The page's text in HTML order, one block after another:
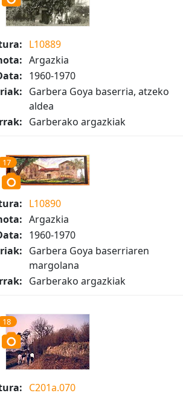
L10889
Argazkia
1960-1970
Garbera Goya baserria, atzeko
aldea
Garberako argazkiak
17
L10890
Argazkia
1960-1970
Garbera Goya baserriaren
margolana
Garberako argazkiak
18
C201a.070